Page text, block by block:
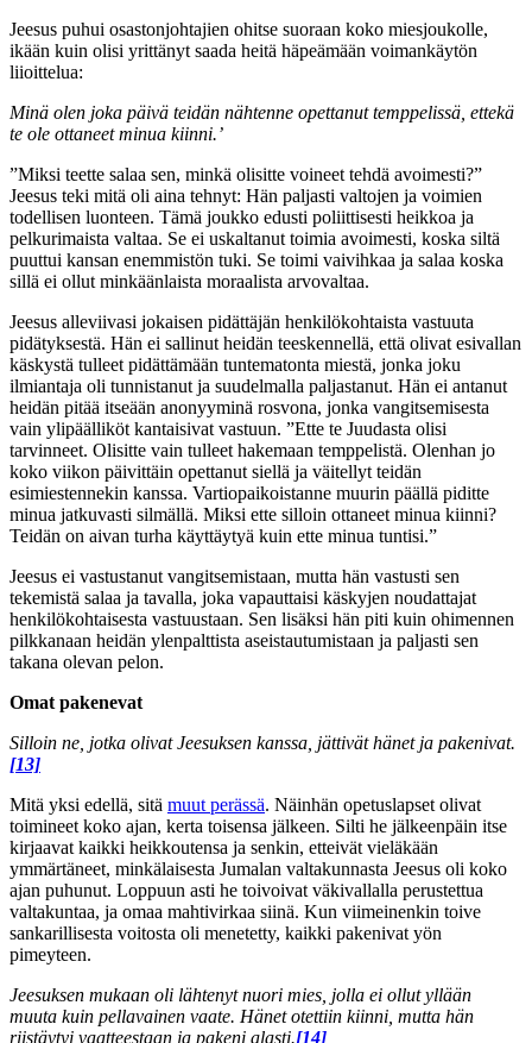
Jeesus puhui osastonjohtajien ohitse suoraan koko miesjoukolle,
ikään kuin olisi yrittänyt saada heitä häpeämään voimankäytön
liioittelua:
Minä olen joka päivä teidän nähtenne opettanut temppelissä, ettekä
te ole ottaneet minua kiinni.’
”Miksi teette salaa sen, minkä olisitte voineet tehdä avoimesti?”
Jeesus teki mitä oli aina tehnyt: Hän paljasti valtojen ja voimien
todellisen luonteen. Tämä joukko edusti poliittisesti heikkoa ja
pelkurimaista valtaa. Se ei uskaltanut toimia avoimesti, koska siltä
puuttui kansan enemmistön tuki. Se toimi vaivihkaa ja salaa koska
sillä ei ollut minkäänlaista moraalista arvovaltaa.
Jeesus alleviivasi jokaisen pidättäjän henkilökohtaista vastuuta
pidätyksestä. Hän ei sallinut heidän teeskennellä, että olivat esivallan
käskystä tulleet pidättämään tuntematonta miestä, jonka joku
ilmiantaja oli tunnistanut ja suudelmalla paljastanut. Hän ei antanut
heidän pitää itseään anonyyminä rosvona, jonka vangitsemisesta
vain ylipäälliköt kantaisivat vastuun. ”Ette te Juudasta olisi
tarvinneet. Olisitte vain tulleet hakemaan temppelistä. Olenhan jo
koko viikon päivittäin opettanut siellä ja väitellyt teidän
esimiestennekin kanssa. Vartiopaikoistanne muurin päällä piditte
minua jatkuvasti silmällä. Miksi ette silloin ottaneet minua kiinni?
Teidän on aivan turha käyttäytyä kuin ette minua tuntisi.”
Jeesus ei vastustanut vangitsemistaan, mutta hän vastusti sen
tekemistä salaa ja tavalla, joka vapauttaisi käskyjen noudattajat
henkilökohtaisesta vastuustaan. Sen lisäksi hän piti kuin ohimennen
pilkkanaan heidän ylenpalttista aseistautumistaan ja paljasti sen
takana olevan pelon.
Omat pakenevat
Silloin ne, jotka olivat Jeesuksen kanssa, jättivät hänet ja pakenivat.
[13]
Mitä yksi edellä, sitä muut perässä. Näinhän opetuslapset olivat
toimineet koko ajan, kerta toisensa jälkeen. Silti he jälkeenpäin itse
kirjaavat kaikki heikkoutensa ja senkin, etteivät vieläkään
ymmärtäneet, minkälaisesta Jumalan valtakunnasta Jeesus oli koko
ajan puhunut. Loppuun asti he toivoivat väkivallalla perustettua
valtakuntaa, ja omaa mahtivirkaa siinä. Kun viimeinenkin toive
sankarillisesta voitosta oli menetetty, kaikki pakenivat yön
pimeyteen.
Jeesuksen mukaan oli lähtenyt nuori mies, jolla ei ollut yllään
muuta kuin pellavainen vaate. Hänet otettiin kiinni, mutta hän
riistäytyi vaatteestaan ja pakeni alasti.[14]